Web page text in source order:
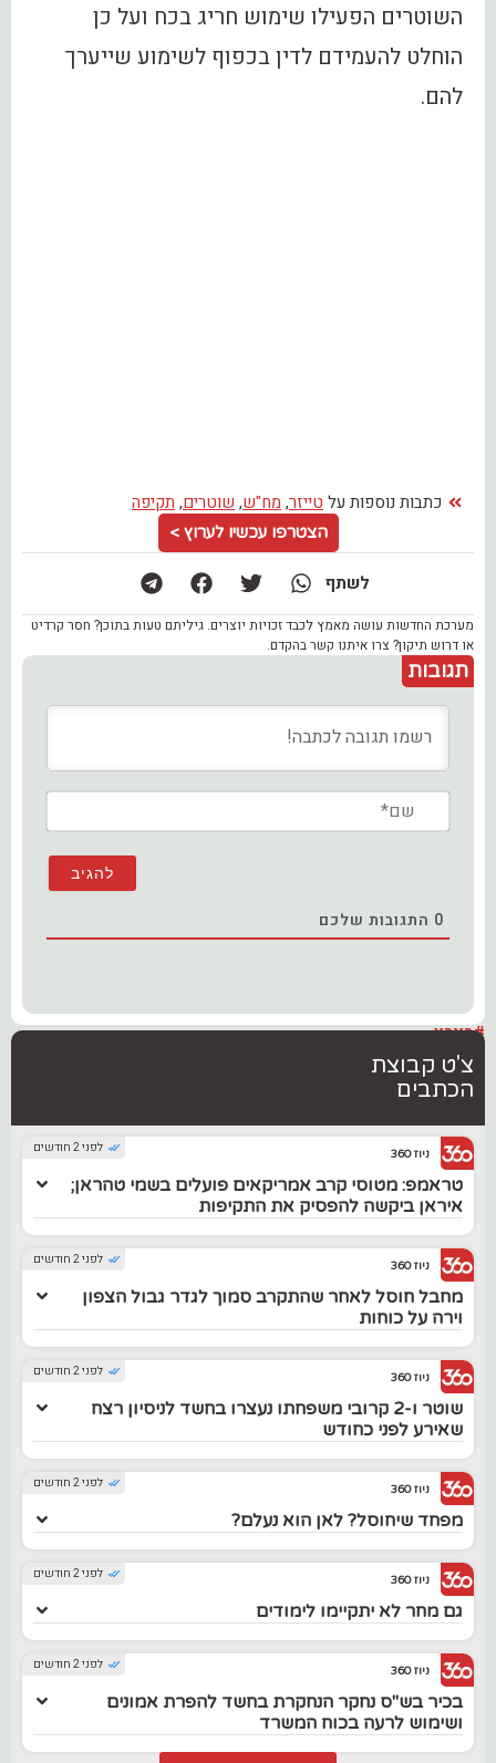
השוטרים הפעילו שימוש חריג בכח ועל כן
הוחלט להעמידם לדין בכפוף לשימוע שייערך
להם.
כתבות נוספות על טייזר, מח"ש, שוטרים, תקיפה
הצטרפו עכשיו לערוץ >
לשתף
מערכת החדשות עושה מאמץ לכבד זכויות יוצרים. גיליתם טעות בתוכן? חסר קרדיט
או דרוש תיקון? צרו איתנו קשר בהקדם.
תגובות
0 התגובות שלכם
#בארץ
צ'ט קבוצת
הכתבים
לפני 2 חודשים ניוז 360
טראמפ: מטוסי קרב אמריקאים פועלים בשמי טהראן;
איראן ביקשה להפסיק את התקיפות
לפני 2 חודשים ניוז 360
מחבל חוסל לאחר שהתקרב סמוך לגדר גבול הצפון
וירה על כוחות
לפני 2 חודשים ניוז 360
שוטר ו-2 קרובי משפחתו נעצרו בחשד לניסיון רצח
שאירע לפני כחודש
לפני 2 חודשים ניוז 360
מפחד שיחוסל? לאן הוא נעלם?
לפני 2 חודשים ניוז 360
גם מחר לא יתקיימו לימודים
לפני 2 חודשים ניוז 360
בכיר בש"ס נחקר הנחקרת בחשד להפרת אמונים
ושימוש לרעה בכוח המשרד